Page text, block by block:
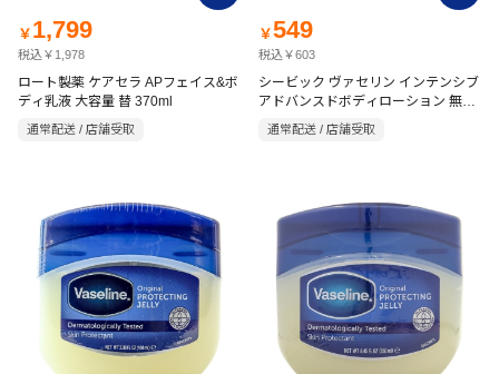
￥ 1,799
税込￥1,978
ロート製薬 ケアセラ APフェイス&ボ
ディ乳液 大容量 替 370ml
通常配送 / 店舗受取
￥549
税込￥603
シービック ヴァセリン インテンシブ
アドバンスドボディローション 無香
料 200ml
通常配送 / 店舗受取